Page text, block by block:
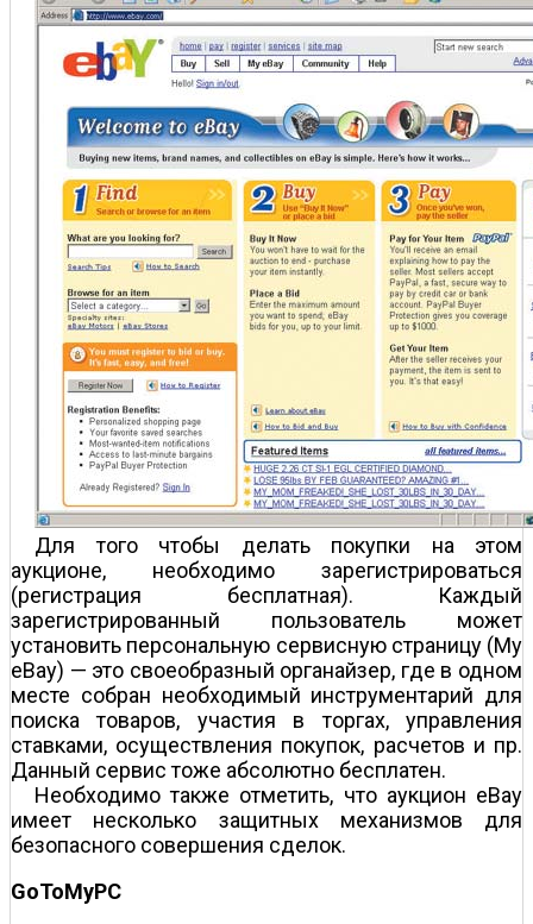
Для того чтобы делать покупки на этом
аукционе, необходимо зарегистрироваться
(регистрация бесплатная). Каждый
зарегистрированный пользователь может
установить персональную сервисную страницу (My
eBay) — это своеобразный органайзер, где в одном
месте собран необходимый инструментарий для
поиска товаров, участия в торгах, управления
ставками, осуществления покупок, расчетов и пр.
Данный сервис тоже абсолютно бесплатен.
Необходимо также отметить, что аукцион eBay
имеет несколько защитных механизмов для
безопасного совершения сделок.
GoToMyPC